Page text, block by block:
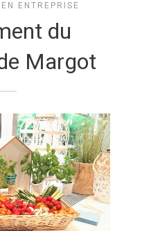
ENTREPRISE
du
Margot